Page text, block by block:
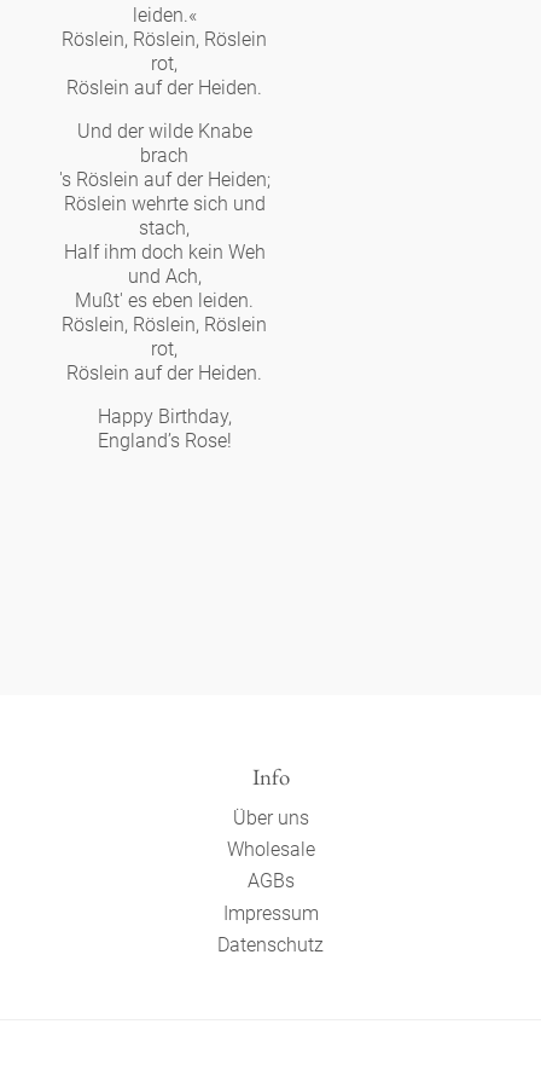
leiden.«
Röslein, Röslein, Röslein
rot,
Röslein auf der Heiden.
Und der wilde Knabe
brach
's Röslein auf der Heiden;
Röslein wehrte sich und
stach,
Half ihm doch kein Weh
und Ach,
Mußt' es eben leiden.
Röslein, Röslein, Röslein
rot,
Röslein auf der Heiden.
Happy Birthday,
England’s Rose!
Info
Über uns
Wholesale
AGBs
Impressum
Datenschutz